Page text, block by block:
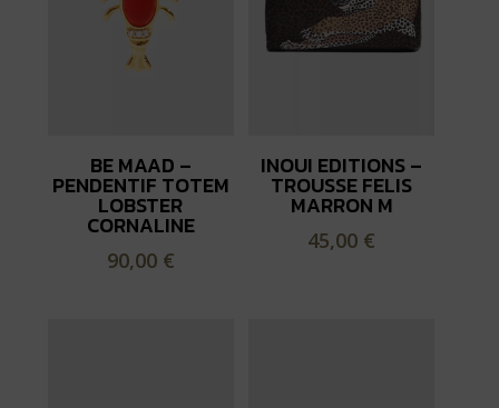
BE MAAD –
PENDENTIF TOTEM
LOBSTER
CORNALINE
90,00 €
INOUI EDITIONS –
TROUSSE FELIS
MARRON M
45,00 €